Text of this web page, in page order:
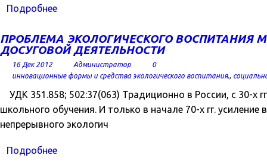
Подробнее
ПРОБЛЕМА ЭКОЛОГИЧЕСКОГО ВОСПИТАНИЯ
ДОСУГОВОЙ ДЕЯТЕЛЬНОСТИ
16 Дек 2012 Администратор
0
инновационные формы и средства экологического воспитания.,
УДК 351.858; 502:37(063) Традиционно в России, с 30-х
школьного обучения. И только в начале 70-х гг.
непрерывного экологич
Подробнее